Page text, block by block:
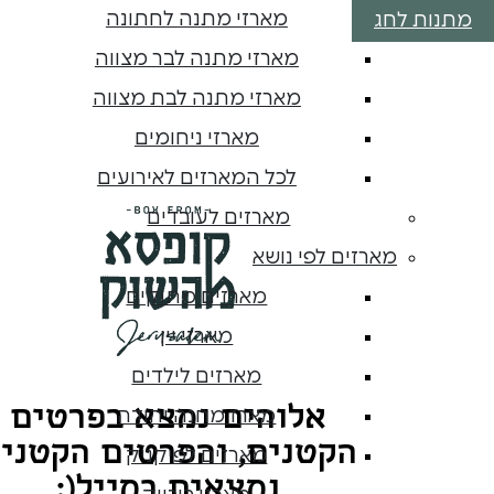
מארזי מתנה לחתונה
מארזי מתנה לבר מצווה
מארזי מתנה לבת מצווה
מארזי ניחומים
לכל המארזים לאירועים
מארזים לעובדים
מארזים לפי נושא
מארזים מתוקים
מארזי יין
מארזים לילדים
מארז מחנה יהודה
מארזים לפיקניק
אלוהים נמצא בפרטים
הקטנים, והפרטים
מתנות לחג